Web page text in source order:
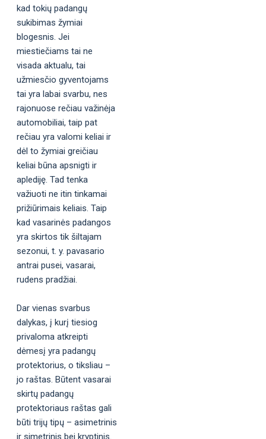
kad tokių padangų
sukibimas žymiai
blogesnis. Jei
miestiečiams tai ne
visada aktualu, tai
užmiesčio gyventojams
tai yra labai svarbu, nes
rajonuose rečiau važinėja
automobiliai, taip pat
rečiau yra valomi keliai ir
dėl to žymiai greičiau
keliai būna apsnigti ir
aplediję. Tad tenka
važiuoti ne itin tinkamai
prižiūrimais keliais. Taip
kad vasarinės padangos
yra skirtos tik šiltajam
sezonui, t. y. pavasario
antrai pusei, vasarai,
rudens pradžiai.
Dar vienas svarbus
dalykas, į kurį tiesiog
privaloma atkreipti
dėmesį yra padangų
protektorius, o tiksliau –
jo raštas. Būtent vasarai
skirtų padangų
protektoriaus raštas gali
būti trijų tipų – asimetrinis
ir simetrinis bei kryptinis.